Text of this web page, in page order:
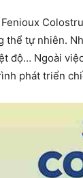
Fenioux
thể tự nhiên.
độ… Ngoài
phát triển